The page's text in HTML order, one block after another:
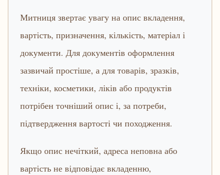
Митниця звертає увагу на опис вкладення,
вартість, призначення, кількість, матеріал і
документи. Для документів оформлення
зазвичай простіше, а для товарів, зразків,
техніки, косметики, ліків або продуктів
потрібен точніший опис і, за потреби,
підтвердження вартості чи походження.
Якщо опис нечіткий, адреса неповна або
вартість не відповідає вкладенню,